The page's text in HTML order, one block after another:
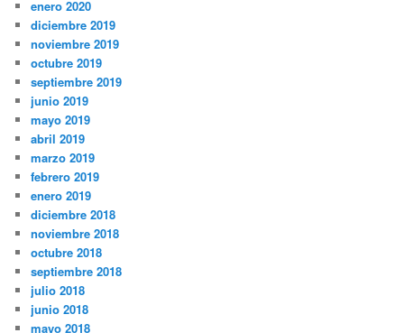
enero 2020
diciembre 2019
noviembre 2019
octubre 2019
septiembre 2019
junio 2019
mayo 2019
abril 2019
marzo 2019
febrero 2019
enero 2019
diciembre 2018
noviembre 2018
octubre 2018
septiembre 2018
julio 2018
junio 2018
mayo 2018